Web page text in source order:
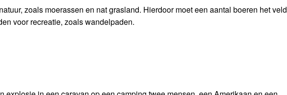
zoals moerassen en nat grasland. Hierdoor moet een aantal boeren het veld
voor recreatie, zoals wandelpaden.